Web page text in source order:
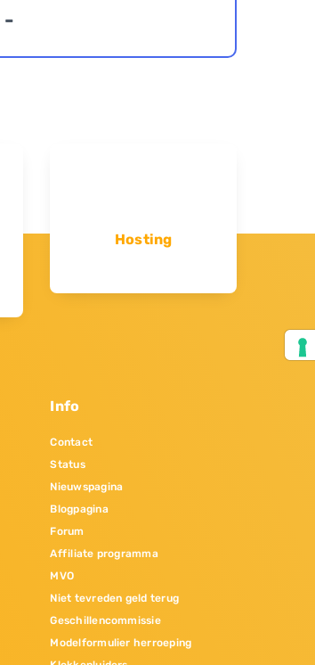
-
Hosting
Info
Contact
Status
Nieuwspagina
Blogpagina
Forum
Affiliate programma
MVO
Niet tevreden geld terug
Geschillencommissie
Modelformulier herroeping